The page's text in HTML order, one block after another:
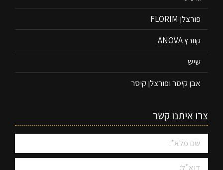
פורצלן FLORIM
קוורץ ANOVA
שיש
אבן קיסר ופורצלן קיסר
צרו איתנו קשר